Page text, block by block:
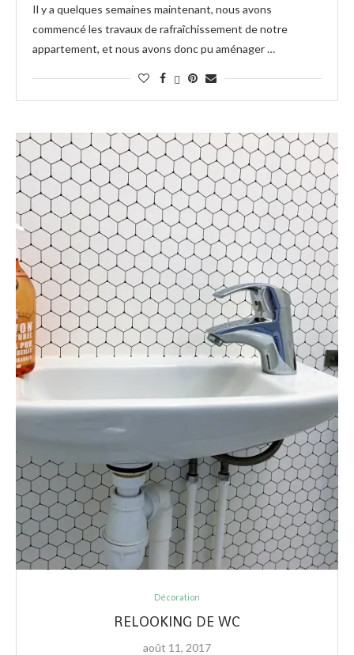
Il y a quelques semaines maintenant, nous avons
commencé les travaux de rafraîchissement de notre
appartement, et nous avons donc pu aménager …
Décoration
RELOOKING DE WC
août 11, 2017